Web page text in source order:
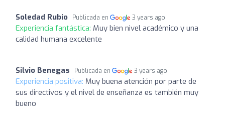
Soledad Rubio Publicada en 3 years ago
Experiencia fantástica: Muy bien nivel académico y una
calidad humana excelente
Silvio Benegas Publicada en 3 years ago
Experiencia positiva: Muy buena atención por parte de
sus directivos y el nivel de enseñanza es también muy
bueno